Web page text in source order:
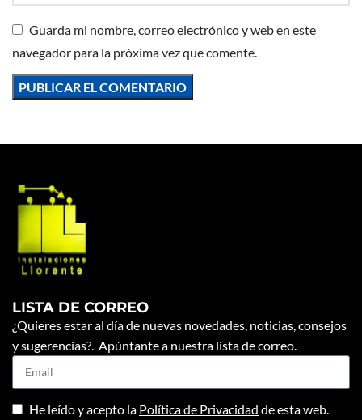
Guarda mi nombre, correo electrónico y web en este
navegador para la próxima vez que comente.
LISTA DE CORREO
¿Quieres estar al día de nuevas novedades, noticias, consejos
y sugerencias?. Apúntante a nuestra lista de correo.
He leído y acepto la Política de Privacidad de esta web.